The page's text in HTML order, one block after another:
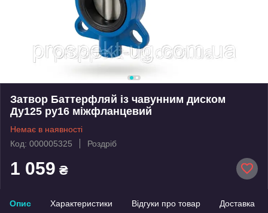
Затвор Баттерфляй із чавунним диском
Ду125 ру16 міжфланцевий
Немає в наявності
Код: 000005325
Роздріб
1 059 ₴
Опис Характеристики Відгуки про товар Доставка